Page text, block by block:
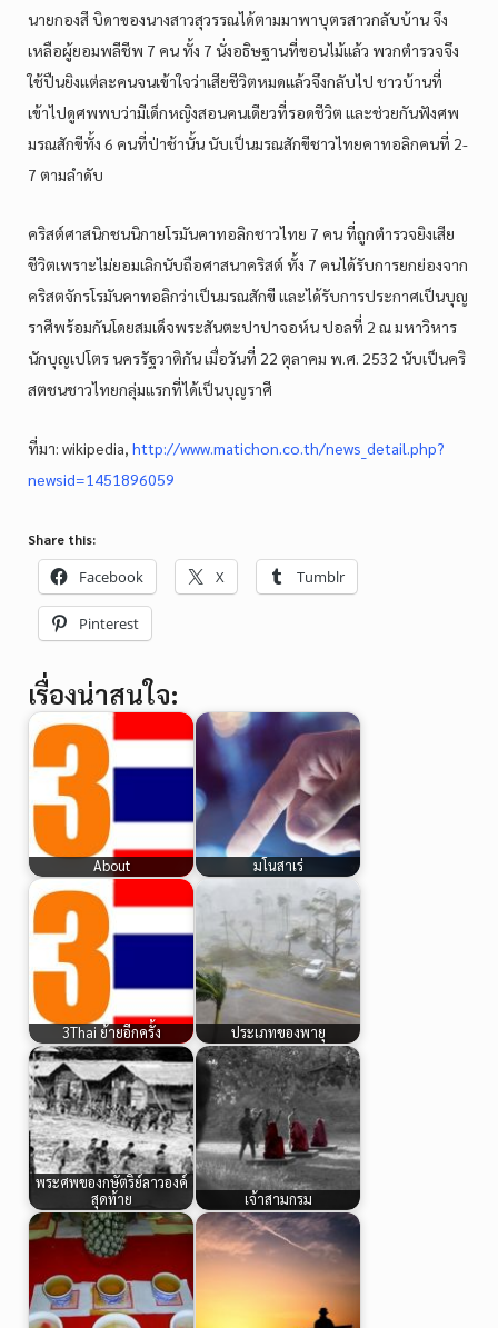
นายกองสี บิดาของนางสาวสุวรรณได้ตามมาพาบุตรสาวกลับบ้าน จึง
เหลือผู้ยอมพลีชีพ 7 คน ทั้ง 7 นั่งอธิษฐานที่ขอนไม้แล้ว พวกตำรวจจึง
ใช้ปืนยิงแต่ละคนจนเข้าใจว่าเสียชีวิตหมดแล้วจึงกลับไป ชาวบ้านที่
เข้าไปดูศพพบว่ามีเด็กหญิงสอนคนเดียวที่รอดชีวิต และช่วยกันฟังศพ
มรณสักขีทั้ง 6 คนที่ป่าช้านั้น นับเป็นมรณสักขีชาวไทยคาทอลิกคนที่ 2-
7 ตามลำดับ
คริสต์ศาสนิกชนนิกายโรมันคาทอลิกชาวไทย 7 คน ที่ถูกตำรวจยิงเสีย
ชีวิตเพราะไม่ยอมเลิกนับถือศาสนาคริสต์ ทั้ง 7 คนได้รับการยกย่องจาก
คริสตจักรโรมันคาทอลิกว่าเป็นมรณสักขี และได้รับการประกาศเป็นบุญ
ราศีพร้อมกันโดยสมเด็จพระสันตะปาปาจอห์น ปอลที่ 2 ณ มหาวิหาร
นักบุญเปโตร นครรัฐวาติกัน เมื่อวันที่ 22 ตุลาคม พ.ศ. 2532 นับเป็นคริ
สตชนชาวไทยกลุ่มแรกที่ได้เป็นบุญราศี
ที่มา: wikipedia, http://www.matichon.co.th/news_detail.php?
newsid=1451896059
Share this:
Facebook X Tumblr
Pinterest
เรื่องน่าสนใจ:
About มโนสาเร่
3Thai ย้ายอีกครั้ง ประเภทของพายุ
พระศพของกษัตริย์ลาวองค์
สุดท้าย
เจ้าสามกรม